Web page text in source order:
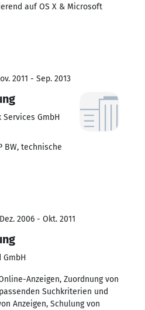
auf OS X & Microsoft
2011 - Sep. 2013
GmbH
BW, technische
2006 - Okt. 2011
GmbH
Anzeigen, Zuordnung von
Suchkriterien und
Anzeigen, Schulung von